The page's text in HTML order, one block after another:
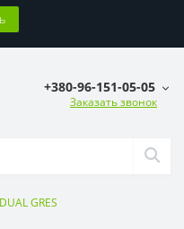
+380-96-151-05-05
Заказать звонок
DUAL GRES